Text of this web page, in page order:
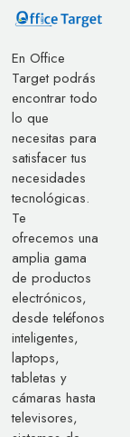
En Office
Target podrás
encontrar todo
lo que
necesitas para
satisfacer tus
necesidades
tecnológicas.
Te
ofrecemos una
amplia gama
de productos
electrónicos,
desde teléfonos
inteligentes,
laptops,
tabletas y
cámaras hasta
televisores,